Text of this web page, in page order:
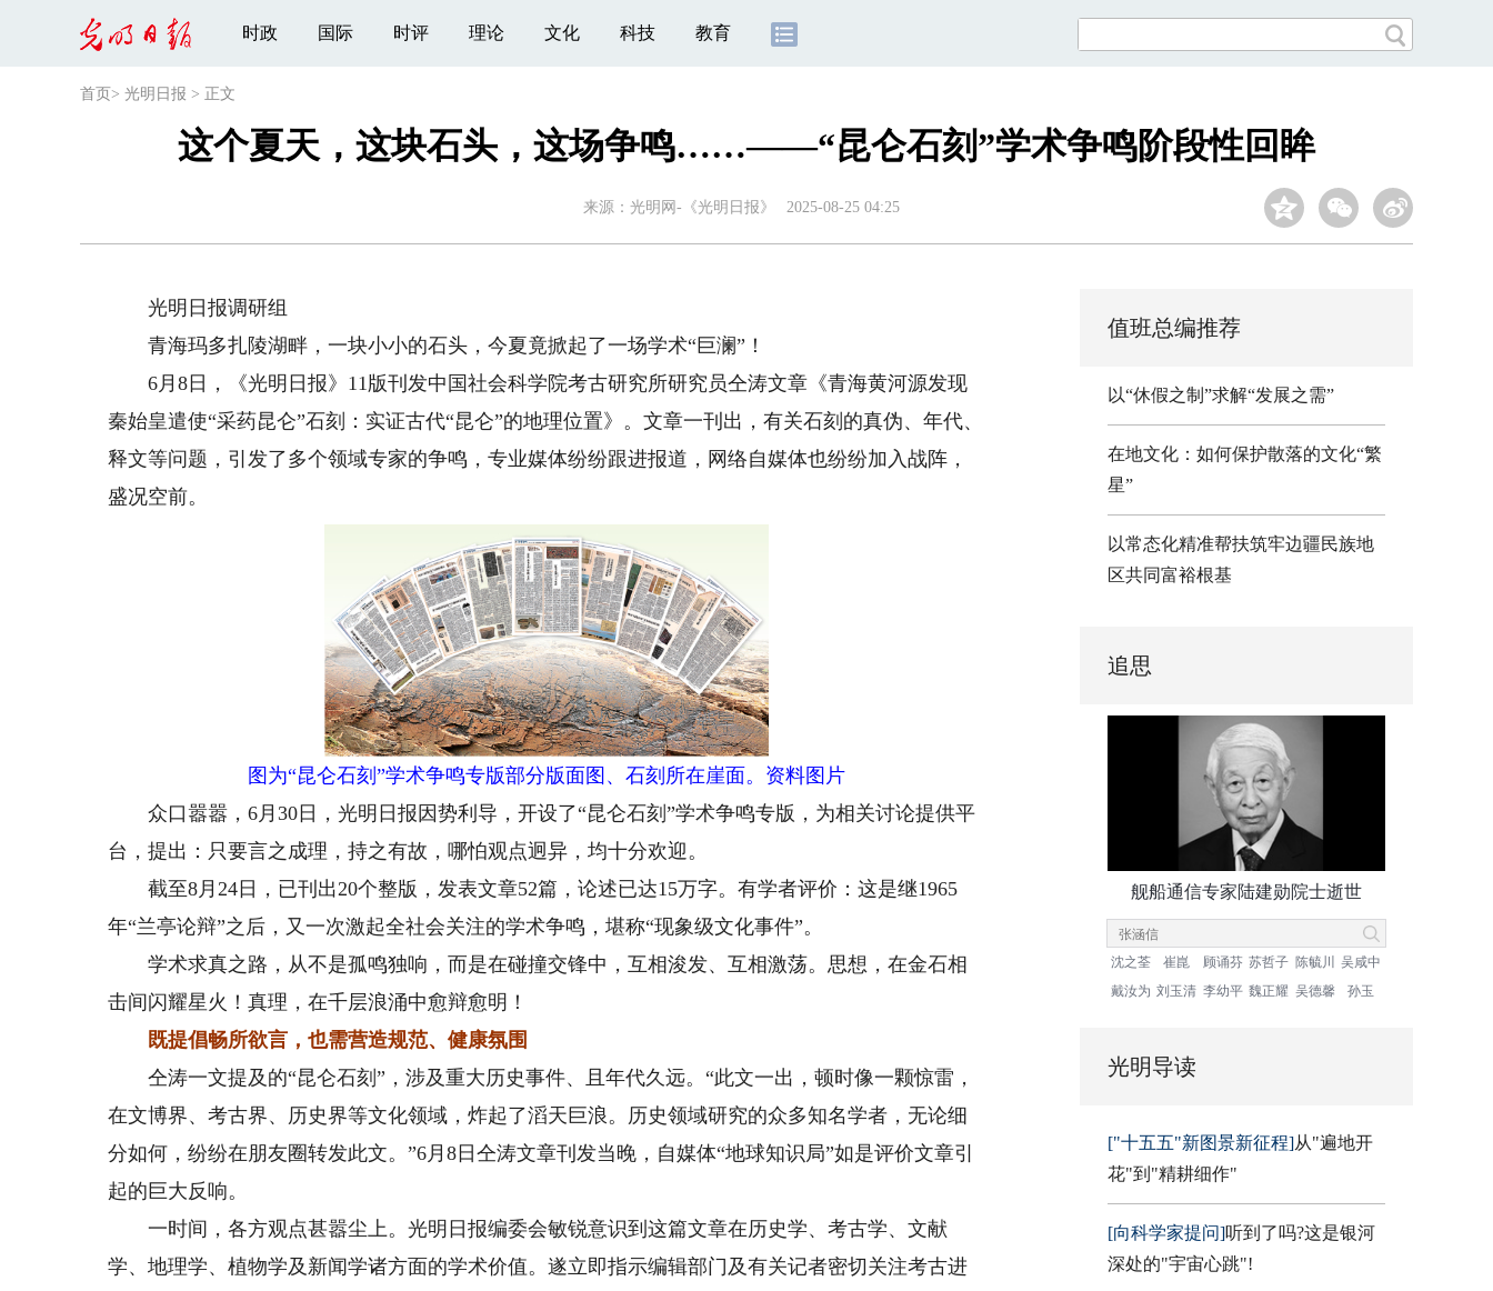
时政 国际 时评 理论 文化 科技 教育
首页 > 光明日报 > 正文
这个夏天，这块石头，这场争鸣……——“昆仑石刻”学术争鸣阶段性回眸
来源： 光明网-《光明日报》 2025-08-25 04:25
光明日报调研组
青海玛多扎陵湖畔，一块小小的石头，今夏竟掀起了一场学术“巨澜”！
6月8日，《光明日报》11版刊发中国社会科学院考古研究所研究员仝涛文章《青海黄河源发现
秦始皇遣使“采药昆仑”石刻：实证古代“昆仑”的地理位置》。文章一刊出，有关石刻的真伪、年代、
释文等问题，引发了多个领域专家的争鸣，专业媒体纷纷跟进报道，网络自媒体也纷纷加入战阵，
盛况空前。
图为“昆仑石刻”学术争鸣专版部分版面图、石刻所在崖面。资料图片
众口嚣嚣，6月30日，光明日报因势利导，开设了“昆仑石刻”学术争鸣专版，为相关讨论提供平
台，提出：只要言之成理，持之有故，哪怕观点迥异，均十分欢迎。
截至8月24日，已刊出20个整版，发表文章52篇，论述已达15万字。有学者评价：这是继1965
年“兰亭论辩”之后，又一次激起全社会关注的学术争鸣，堪称“现象级文化事件”。
学术求真之路，从不是孤鸣独响，而是在碰撞交锋中，互相浚发、互相激荡。思想，在金石相
击间闪耀星火！真理，在千层浪涌中愈辩愈明！
既提倡畅所欲言，也需营造规范、健康氛围
仝涛一文提及的“昆仑石刻”，涉及重大历史事件、且年代久远。“此文一出，顿时像一颗惊雷，
在文博界、考古界、历史界等文化领域，炸起了滔天巨浪。历史领域研究的众多知名学者，无论细
分如何，纷纷在朋友圈转发此文。”6月8日仝涛文章刊发当晚，自媒体“地球知识局”如是评价文章引
起的巨大反响。
一时间，各方观点甚嚣尘上。光明日报编委会敏锐意识到这篇文章在历史学、考古学、文献
学、地理学、植物学及新闻学诸方面的学术价值。遂立即指示编辑部门及有关记者密切关注考古进
值班总编推荐
以“休假之制”求解“发展之需”
在地文化：如何保护散落的文化“繁
星”
以常态化精准帮扶筑牢边疆民族地
区共同富裕根基
追思
舰船通信专家陆建勋院士逝世
沈之荃 崔崑 顾诵芬 苏哲子 陈毓川
吴咸中
戴汝为 刘玉清 李幼平 魏正耀 吴德馨 孙玉
光明导读
["十五五"新图景新征程]从"遍地开
花"到"精耕细作"
[向科学家提问]听到了吗?这是银河
深处的"宇宙心跳"!